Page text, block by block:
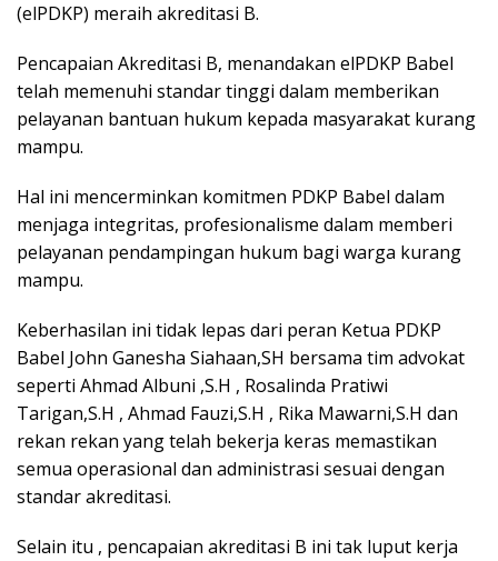
(elPDKP) meraih akreditasi B.
Pencapaian Akreditasi B, menandakan elPDKP Babel
telah memenuhi standar tinggi dalam memberikan
pelayanan bantuan hukum kepada masyarakat kurang
mampu.
Hal ini mencerminkan komitmen PDKP Babel dalam
menjaga integritas, profesionalisme dalam memberi
pelayanan pendampingan hukum bagi warga kurang
mampu.
Keberhasilan ini tidak lepas dari peran Ketua PDKP
Babel John Ganesha Siahaan,SH bersama tim advokat
seperti Ahmad Albuni ,S.H , Rosalinda Pratiwi
Tarigan,S.H , Ahmad Fauzi,S.H , Rika Mawarni,S.H dan
rekan rekan yang telah bekerja keras memastikan
semua operasional dan administrasi sesuai dengan
standar akreditasi.
Selain itu , pencapaian akreditasi B ini tak luput kerja